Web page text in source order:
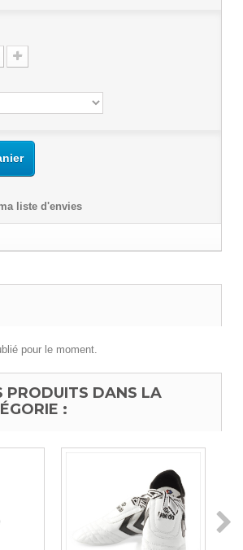
liste d'envies
pour le moment.
PRODUITS DANS LA
: